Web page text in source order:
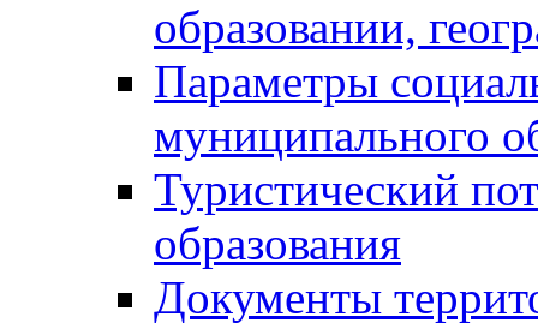
образовании,
Параметры
муниципального
Туристический
образования
Документы